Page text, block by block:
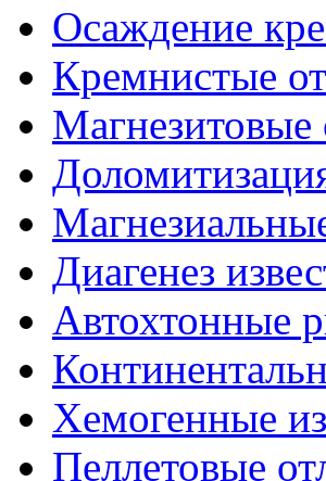
Осаждение
Кремнистые
Магнезитовые
Диагенез
Автохтонные
Хемогенные
Пеллетовые